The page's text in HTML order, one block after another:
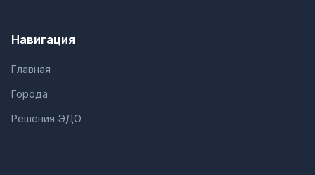
Навигация
Главная
Города
Решения ЭДО